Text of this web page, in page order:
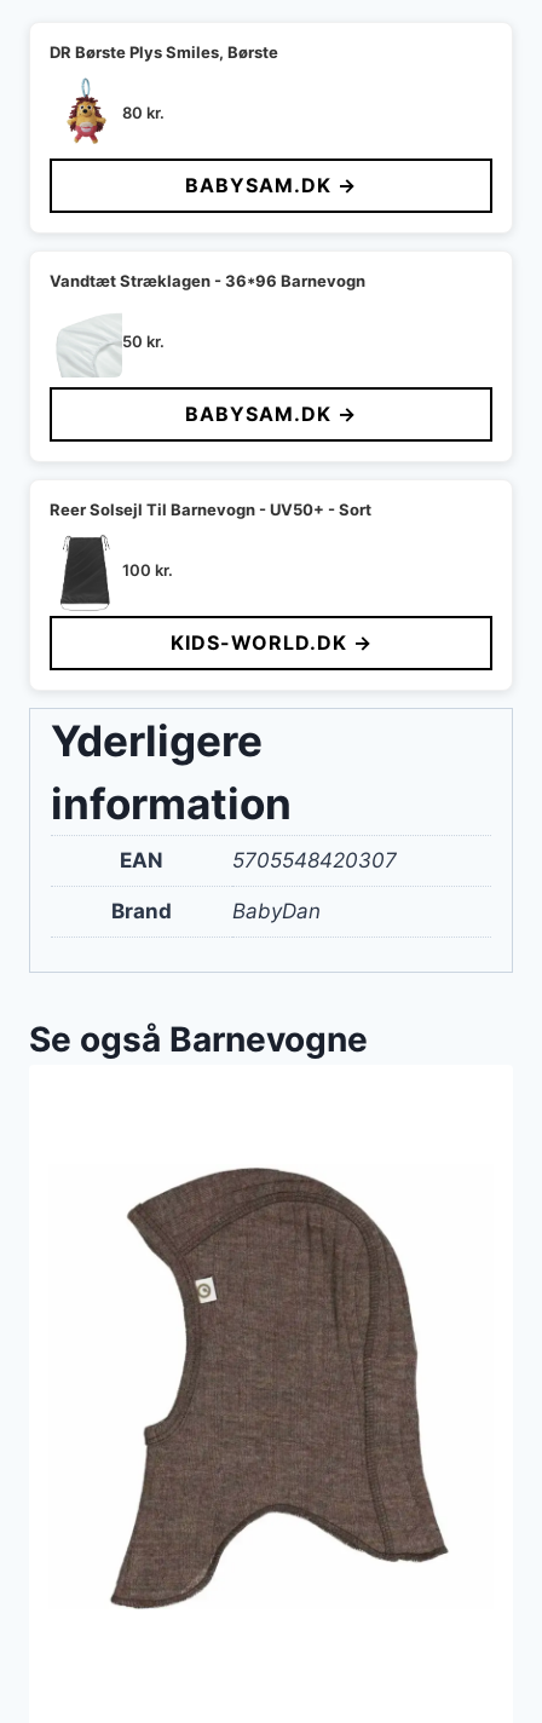
DR Børste Plys Smiles, Børste
80 kr.
BABYSAM.DK →
Vandtæt Stræklagen - 36*96 Barnevogn
50 kr.
BABYSAM.DK →
Reer Solsejl Til Barnevogn - UV50+ - Sort
100 kr.
KIDS-WORLD.DK →
Yderligere
information
EAN 5705548420307
Brand BabyDan
Se også Barnevogne